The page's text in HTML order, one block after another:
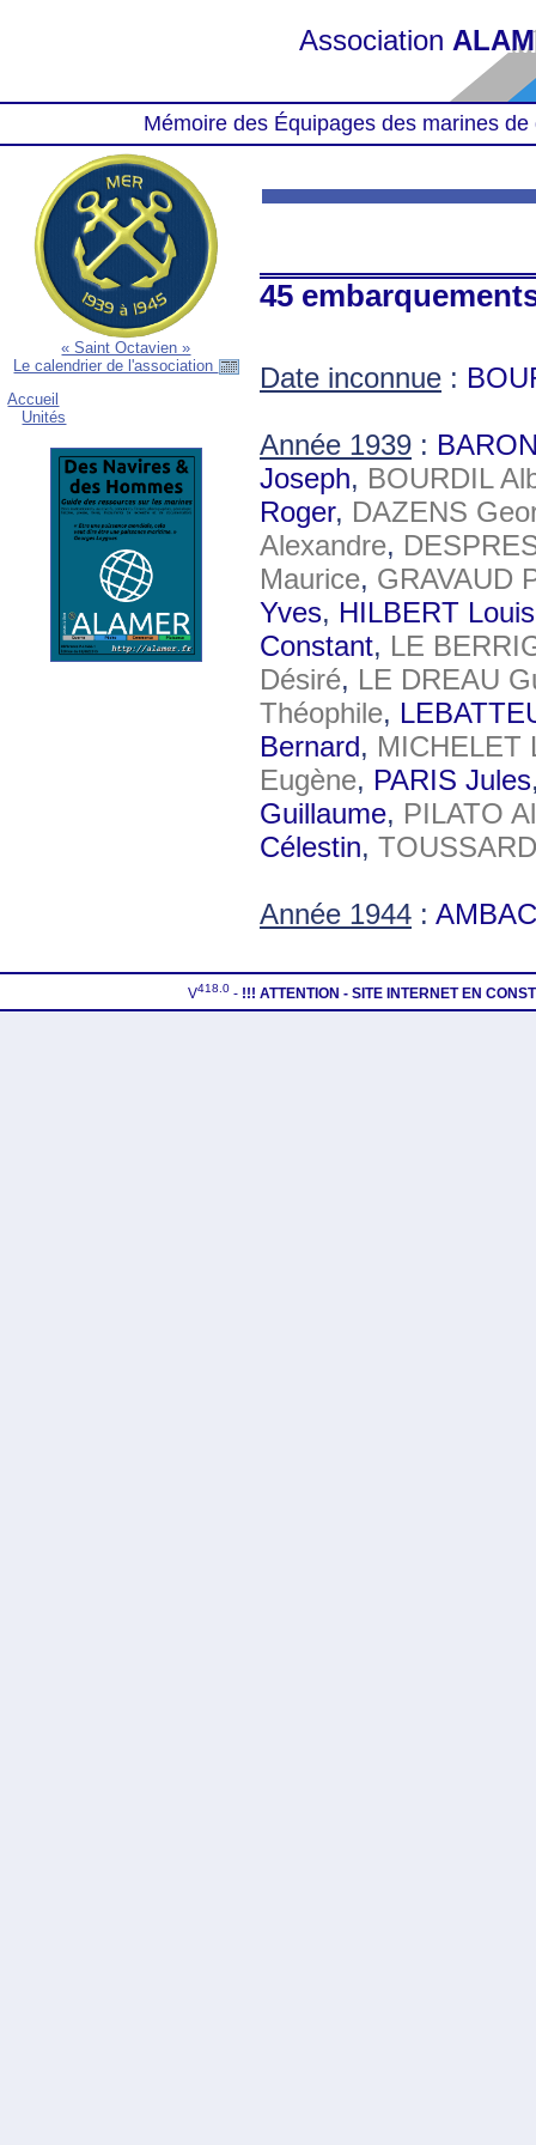
Association
Mémoire des Équipages des marines
« Saint Octavien »
Le calendrier de l'association
Accueil
Unités
45
Date inconnue :
Année 1939 :
Joseph, BOURDIL
Roger, DAZENS
Alexandre,
Maurice, GRAVAUD
Yves, HILBERT Louis
Constant, LE
Désiré, LE DREAU
Théophile,
Bernard, MICHELET
Eugène, PARIS Jules
Guillaume, PILATO
Célestin,
Année 1944 :
V418.0 - !!! ATTENTION - SITE INTERNET EN